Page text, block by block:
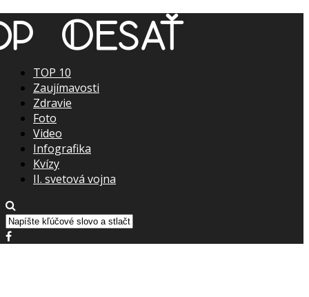
TOP 10
Zaujímavosti
Zdravie
Foto
Video
Infografika
Kvízy
II. svetová vojna